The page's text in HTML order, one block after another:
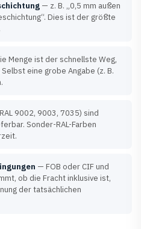
— z. B. „0,5 mm außen
Dies ist der größte
Menge ist der schnellste Weg,
eine grobe Angabe (z. B.
9002, 9003, 7035) sind
Sonder-RAL-Farben
— FOB oder CIF und
ob die Fracht inklusive ist,
der tatsächlichen